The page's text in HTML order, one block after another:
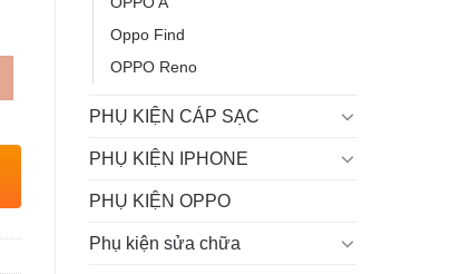
Oppo Find
OPPO Reno
PHỤ KIỆN CÁP SẠC
PHỤ KIỆN IPHONE
PHỤ KIỆN OPPO
Phụ kiện sửa chữa